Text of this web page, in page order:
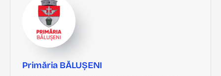
Primăria BĂLUȘENI